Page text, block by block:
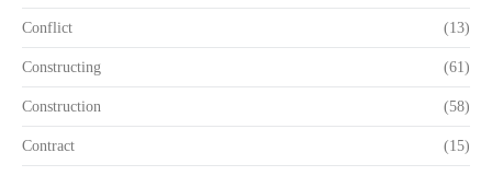
Conflict (13)
Constructing (61)
Construction (58)
Contract (15)